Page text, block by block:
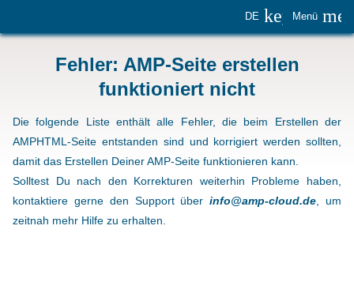
DE Menü
Fehler: AMP-Seite erstellen
funktioniert nicht
Die folgende Liste enthält alle Fehler, die beim Erstellen der
AMPHTML-Seite entstanden sind und korrigiert werden sollten,
damit das Erstellen Deiner AMP-Seite funktionieren kann.
Solltest Du nach den Korrekturen weiterhin Probleme haben,
kontaktiere gerne den Support überinfo@amp-cloud.de, um
zeitnah mehr Hilfe zu erhalten.